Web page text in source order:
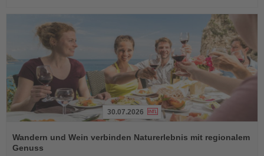
Sie
die
30.07.2026
Wandern und Wein verbinden Naturerlebnis mit regionalem
Genuss